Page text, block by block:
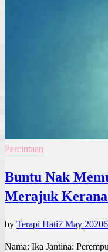
Percintaan
Buntu Nak
Merajuk Kerana
by Terapi Hati7 May 2020
Nama: Ika Jantina: